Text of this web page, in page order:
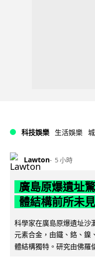
科技娛樂 生活娛樂
Lawton 5 小時
廣島原爆遺址
體結構前所未見
科學家在廣島原爆遺址沙
元素合金，由鐵、鉻、鎳
體結構獨特。研究由佛羅